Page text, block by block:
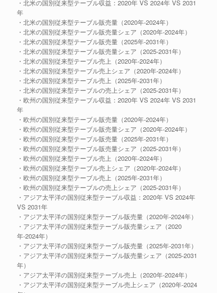
・北米の国別従来型テーブル収益：2020年 VS 2024年 VS 2031
年
・北米の国別従来型テーブル販売量（2020年-2024年）
・北米の国別従来型テーブル販売量シェア（2020年-2024年）
・北米の国別従来型テーブル販売量（2025年-2031年）
・北米の国別従来型テーブル販売量シェア（2025-2031年）
・北米の国別従来型テーブル売上（2020年-2024年）
・北米の国別従来型テーブル売上シェア（2020年-2024年）
・北米の国別従来型テーブル売上（2025年-2031年）
・北米の国別従来型テーブルの売上シェア（2025-2031年）
・欧州の国別従来型テーブル収益：2020年 VS 2024年 VS 2031
年
・欧州の国別従来型テーブル販売量（2020年-2024年）
・欧州の国別従来型テーブル販売量シェア（2020年-2024年）
・欧州の国別従来型テーブル販売量（2025年-2031年）
・欧州の国別従来型テーブル販売量シェア（2025-2031年）
・欧州の国別従来型テーブル売上（2020年-2024年）
・欧州の国別従来型テーブル売上シェア（2020年-2024年）
・欧州の国別従来型テーブル売上（2025年-2031年）
・欧州の国別従来型テーブルの売上シェア（2025-2031年）
・アジア太平洋の国別従来型テーブル収益：2020年 VS 2024年
VS 2031年
・アジア太平洋の国別従来型テーブル販売量（2020年-2024年）
・アジア太平洋の国別従来型テーブル販売量シェア（2020
年-2024年）
・アジア太平洋の国別従来型テーブル販売量（2025年-2031年）
・アジア太平洋の国別従来型テーブル販売量シェア（2025-2031
年）
・アジア太平洋の国別従来型テーブル売上（2020年-2024年）
・アジア太平洋の国別従来型テーブル売上シェア（2020年-2024